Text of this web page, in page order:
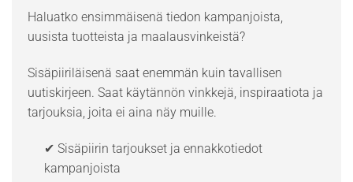
Haluatko ensimmäisenä tiedon kampanjoista,
uusista tuotteista ja maalausvinkeistä?
Sisäpiiriläisenä saat enemmän kuin tavallisen
uutiskirjeen. Saat käytännön vinkkejä, inspiraatiota ja
tarjouksia, joita ei aina näy muille.
✔ Sisäpiirin tarjoukset ja ennakkotiedot
kampanjoista